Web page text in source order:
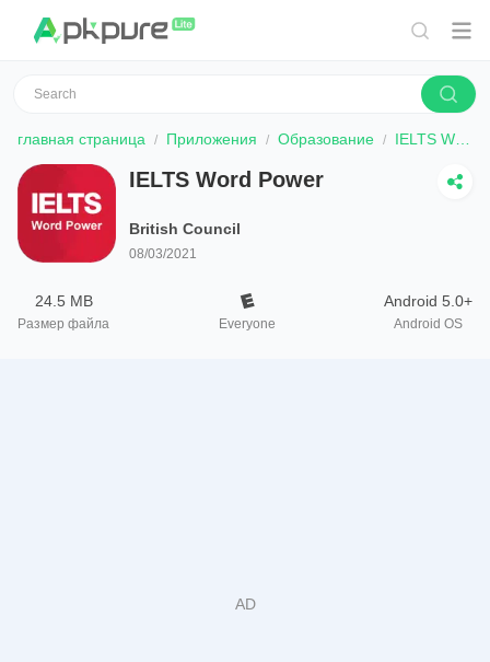
главная страница Приложения Образование IELTS Word Power
IELTS Word Power
British Council
08/03/2021
24.5 MB
Размер файла Everyone
Android 5.0+
Android OS